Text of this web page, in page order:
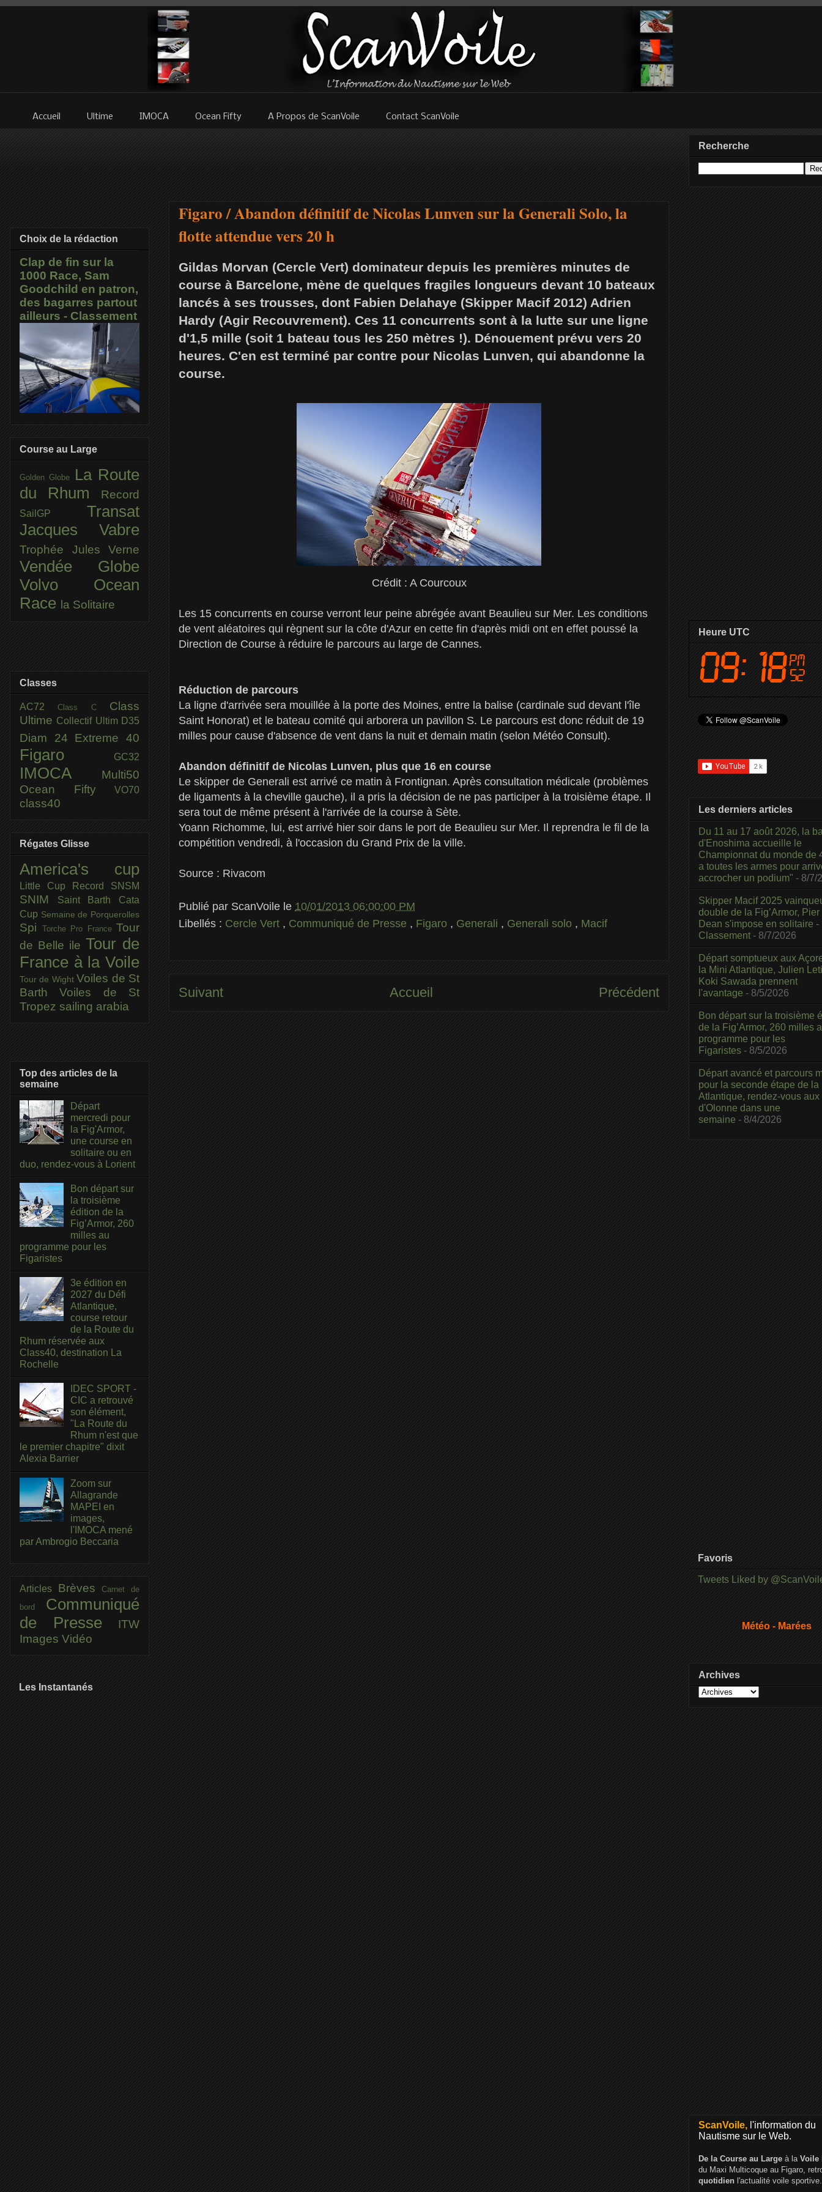
Accueil Ultime IMOCA Ocean Fifty A Propos de ScanVoile Contact ScanVoile
Figaro / Abandon définitif de Nicolas Lunven sur la Generali Solo, la
flotte attendue vers 20 h
Gildas Morvan (Cercle Vert) dominateur depuis les premières minutes de
course à Barcelone, mène de quelques fragiles longueurs devant 10 bateaux
lancés à ses trousses, dont Fabien Delahaye (Skipper Macif 2012) Adrien
Hardy (Agir Recouvrement). Ces 11 concurrents sont à la lutte sur une ligne
d'1,5 mille (soit 1 bateau tous les 250 mètres !). Dénouement prévu vers 20
heures. C'en est terminé par contre pour Nicolas Lunven, qui abandonne la
course.
Crédit : A Courcoux
Les 15 concurrents en course verront leur peine abrégée avant Beaulieu sur Mer. Les conditions
de vent aléatoires qui règnent sur la côte d'Azur en cette fin d'après midi ont en effet poussé la
Direction de Course à réduire le parcours au large de Cannes.
Réduction de parcours
La ligne d'arrivée sera mouillée à la porte des Moines, entre la balise (cardinale sud devant l'île
Saint Honorat) et le bateau comité qui arborera un pavillon S. Le parcours est donc réduit de 19
milles pour cause d'absence de vent dans la nuit et demain matin (selon Météo Consult).
Abandon définitif de Nicolas Lunven, plus que 16 en course
Le skipper de Generali est arrivé ce matin à Frontignan. Après consultation médicale (problèmes
de ligaments à la cheville gauche), il a pris la décision de ne pas participer à la troisième étape. Il
sera tout de même présent à l'arrivée de la course à Sète.
Yoann Richomme, lui, est arrivé hier soir dans le port de Beaulieu sur Mer. Il reprendra le fil de la
compétition vendredi, à l'occasion du Grand Prix de la ville.
Source : Rivacom
Publié par ScanVoile le 10/01/2013 06:00:00 PM
Libellés : Cercle Vert , Communiqué de Presse , Figaro , Generali , Generali solo , Macif
Suivant Précédent
Accueil
Choix de la rédaction
Clap de fin sur la
1000 Race, Sam
Goodchild en patron,
des bagarres partout
ailleurs - Classement
Course au Large
Golden Globe
La Route
du Rhum
Record
SailGP Transat
Jacques Vabre
Trophée Jules Verne
Vendée Globe
Volvo Ocean
Race la Solitaire
Classes
AC72Class C Class
Ultime Collectif Ultim D35
Diam 24 Extreme 40
Figaro GC32
IMOCA
Multi50
Ocean Fifty
VO70
class40
Régates Glisse
America's cup
Little Cup Record SNSM
SNIM
Saint Barth Cata
Cup Semaine de Porquerolles
Spi Torche Pro France Tour
de Belle ile Tour de
France à la Voile
Tour de Wight Voiles de St
BarthVoiles de St
Tropez sailing arabia
Top des articles de la
semaine
Départ
mercredi pour
la Fig'Armor,
une course en
solitaire ou en
duo, rendez-vous à Lorient
Bon départ sur
la troisième
édition de la
Fig’Armor, 260
milles au
programme pour les
Figaristes
3e édition en
2027 du Défi
Atlantique,
course retour
de la Route du
Rhum réservée aux
Class40, destination La
Rochelle
IDEC SPORT -
CIC a retrouvé
son élément,
"La Route du
Rhum n'est que
le premier chapitre" dixit
Alexia Barrier
Zoom sur
Allagrande
MAPEI en
images,
l'IMOCA mené
par Ambrogio Beccaria
Articles BrèvesCarnet de
bord Communiqué
de Presse
ITW
Images Vidéo
Les Instantanés
Recherche
Heure UTC
Les derniers articles
Du 11 au 17 août 2026, la
d'Enoshima accueille le
Championnat du monde de
a toutes les armes pour
accrocher un podium" - 8/7/
Skipper Macif 2025
double de la Fig’Armor,
Dean s'impose en solitaire -
Classement - 8/7/2026
Départ somptueux aux
la Mini Atlantique, Julien
Koki Sawada prennent
l'avantage - 8/5/2026
Bon départ sur la troisième
de la Fig’Armor, 260 milles
programme pour les
Figaristes - 8/5/2026
Départ avancé et parcours
pour la seconde étape de la
Atlantique, rendez-vous
d'Olonne dans une
semaine - 8/4/2026
Favoris
Tweets Liked by
Météo - Marées
Archives
ScanVoile, l'information du
Nautisme sur le Web.
De la Course au Large à la Voile
du Maxi Multicoque au Figaro,
quotidien l'actualité voile sportive.